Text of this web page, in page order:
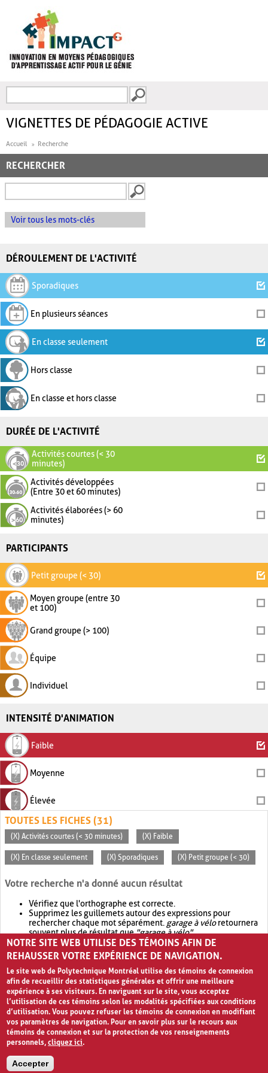
FORMULAIRE DE
VIGNETTES DE PÉDAGOGIE ACTIVE
Accueil Recherche
RECHERCHER
Voir tous les mots-clés
DÉROULEMENT DE L'ACTIVITÉ
Sporadiques
En plusieurs séances
En classe seulement
Hors classe
En classe et hors classe
DURÉE DE L'ACTIVITÉ
Activités courtes (< 30
minutes)
Activités développées
(Entre 30 et 60 minutes)
Activités élaborées (> 60
minutes)
PARTICIPANTS
Petit groupe (< 30)
Moyen groupe (entre 30
et 100)
Grand groupe (> 100)
Équipe
Individuel
INTENSITÉ D'ANIMATION
Faible
Moyenne
Élevée
TOUTES LES FICHES (31)
(X) Activités courtes (< 30 minutes) (X) Faible
(X) En classe seulement (X) Sporadiques (X) Petit groupe (< 30)
Votre recherche n'a donné aucun résultat
Vérifiez que l'orthographe est correcte.
Supprimez les guillemets autour des expressions pour
rechercher chaque mot séparément. garage à véloretournera
souvent plus de résultat que"garage à vélo".
Envisagez d'élargir votre recherche avec OR.garage OR vélo
retournera souvent plus de résultat quegarage à vélo
NOTRE SITE WEB UTILISE DES TÉMOINS AFIN DE
REHAUSSER VOTRE EXPÉRIENCE DE NAVIGATION.
Le site web de Polytechnique Montréal utilise des témoins de connexion
afin de recueillir des statistiques générales et offrir une meilleure
expérience à ses visiteurs. En naviguant sur le site, vous acceptez
l’utilisation de ces témoins selon les modalités spécifiées aux conditions
d’utilisation. Vous pouvez refuser les témoins de connexion en modifiant
vos paramètres de navigation. Pour en savoir plus sur le recours aux
témoins de connexion et sur la protection de vos renseignements
personnels,cliquez ici.
Accepter